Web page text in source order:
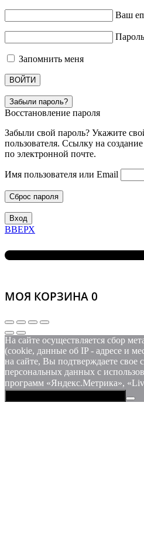
Ваш
Пароль
Запомнить меня
ВОЙТИ
Забыли пароль?
Восстановление пароля
Забыли свой пароль? Укажите
пользователя. Ссылку на
по электронной почте.
Имя пользователя или Email
Сброс пароля
Вход
ВВЕРХ
МОЯ КОРЗИНА 0
На сайте осуществляется сбор
(cookie, данные об IP - адресе и
на сайте, Вы подтверждаете свое
персональных данных c
программ «Яндекс.Метрика»,